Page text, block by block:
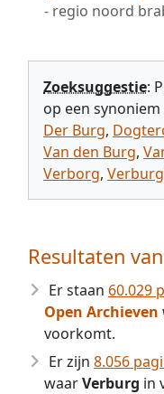
- regio noord
Zoeksuggestie:
op een synoniem
Der Burg,
Van den Burg,
Verborg,
Resultaten
Er staan 60.029
Open Archieven
voorkomt.
Er zijn 8.056
waarVerburg in